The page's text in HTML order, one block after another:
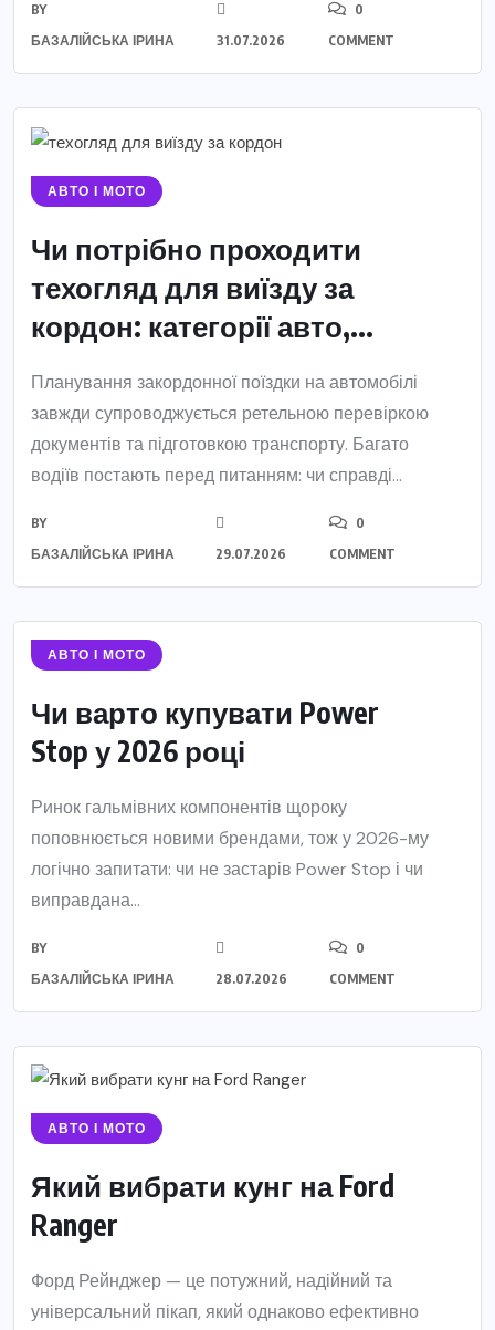
BY
БАЗАЛІЙСЬКА ІРИНА
31.07.2026
0
COMMENT
АВТО І МОТО
Чи потрібно проходити
техогляд для виїзду за
кордон: категорії авто,...
Планування закордонної поїздки на автомобілі
завжди супроводжується ретельною перевіркою
документів та підготовкою транспорту. Багато
водіїв постають перед питанням: чи справді...
BY
БАЗАЛІЙСЬКА ІРИНА
29.07.2026
0
COMMENT
АВТО І МОТО
Чи варто купувати Power
Stop у 2026 році
Ринок гальмівних компонентів щороку
поповнюється новими брендами, тож у 2026-му
логічно запитати: чи не застарів Power Stop і чи
виправдана...
BY
БАЗАЛІЙСЬКА ІРИНА
28.07.2026
0
COMMENT
АВТО І МОТО
Який вибрати кунг на Ford
Ranger
Форд Рейнджер — це потужний, надійний та
універсальний пікап, який однаково ефективно